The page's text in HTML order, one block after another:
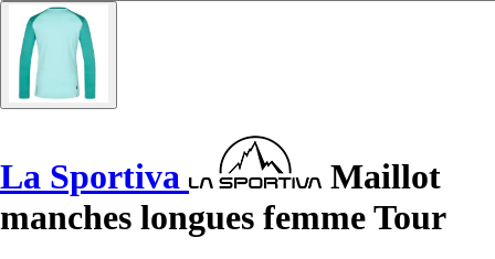
La Sportiva
Maillot
manches longues femme Tour